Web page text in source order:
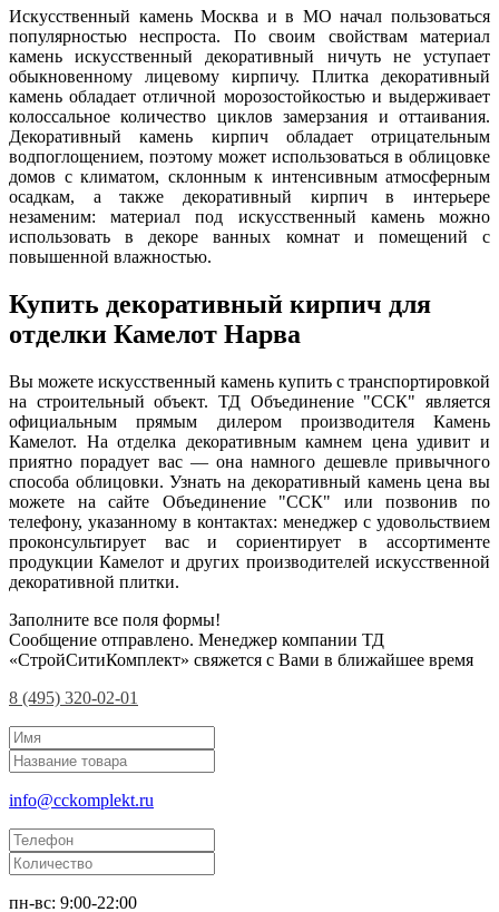
Искусственный камень Москва и в МО начал пользоваться
популярностью неспроста. По своим свойствам материал
камень искусственный декоративный ничуть не уступает
обыкновенному лицевому кирпичу. Плитка декоративный
камень обладает отличной морозостойкостью и выдерживает
колоссальное количество циклов замерзания и оттаивания.
Декоративный камень кирпич обладает отрицательным
водпоглощением, поэтому может использоваться в облицовке
домов с климатом, склонным к интенсивным атмосферным
осадкам, а также декоративный кирпич в интерьере
незаменим: материал под искусственный камень можно
использовать в декоре ванных комнат и помещений с
повышенной влажностью.
Купить декоративный кирпич для
отделки Камелот Нарва
Вы можете искусственный камень купить с транспортировкой
на строительный объект. ТД Объединение "ССК" является
официальным прямым дилером производителя Камень
Камелот. На отделка декоративным камнем цена удивит и
приятно порадует вас — она намного дешевле привычного
способа облицовки. Узнать на декоративный камень цена вы
можете на сайте Объединение "ССК" или позвонив по
телефону, указанному в контактах: менеджер с удовольствием
проконсультирует вас и сориентирует в ассортименте
продукции Камелот и других производителей искусственной
декоративной плитки.
Заполните все поля формы!
Сообщение отправлено. Менеджер компании ТД
«СтройСитиКомплект» свяжется с Вами в ближайшее время
8 (495) 320-02-01
info@cckomplekt.ru
пн-вс: 9:00-22:00